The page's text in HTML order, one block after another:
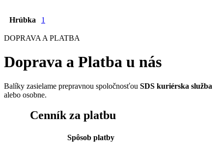
Hrúbka 1
DOPRAVA A PLATBA
Doprava a Platba u nás
Balíky zasielame prepravnou spoločnosťou SDS kuriérska služba
alebo osobne.
Cenník za platbu
Spôsob platby